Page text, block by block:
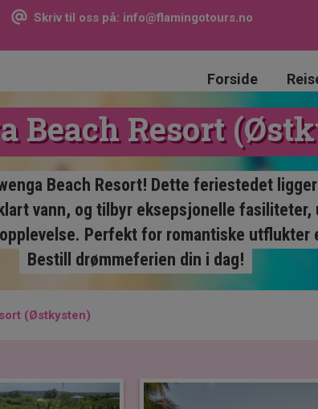
Skriv til oss på: info@flamingotours.no
Forside
Beach Resort
Beach Resort! Dette feriestedet
vann, og tilbyr eksepsjonelle fasiliteter,
Perfekt for romantiske utflukter
Bestill drømmeferien din i dag!
(Østkysten)